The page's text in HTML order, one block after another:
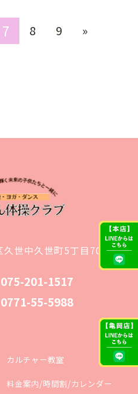
7 8 9 »
世中久世町5丁目70－1
075-201-1517
0771-55-5988
カルチャー教室
料金案内/時間割/カレンダー